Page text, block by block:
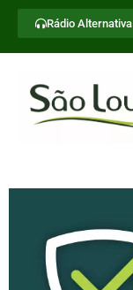
Rádio Alternativa